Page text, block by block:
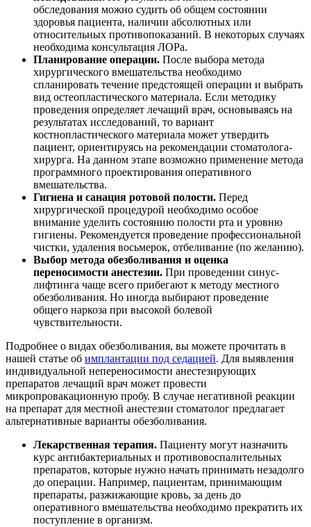
обследования можно судить об общем состоянии
здоровья пациента, наличии абсолютных или
относительных противопоказаний. В некоторых случаях
необходима консультация ЛОРа.
Планирование операции. После выбора метода
хирургического вмешательства необходимо
спланировать течение предстоящей операции и выбрать
вид остеопластического материала. Если методику
проведения определяет лечащий врач, основываясь на
результатах исследований, то вариант
костнопластического материала может утвердить
пациент, ориентируясь на рекомендации стоматолога-
хирурга. На данном этапе возможно применение метода
программного проектирования оперативного
вмешательства.
Гигиена и санация ротовой полости. Перед
хирургической процедурой необходимо особое
внимание уделить состоянию полости рта и уровню
гигиены. Рекомендуется проведение профессиональной
чистки, удаления восьмерок, отбеливание (по желанию).
Выбор метода обезболивания и оценка
переносимости анестезии. При проведении синус-
лифтинга чаще всего прибегают к методу местного
обезболивания. Но иногда выбирают проведение
общего наркоза при высокой болевой
чувствительности.
Подробнее о видах обезболивания, вы можете прочитать в
нашей статье об имплантации под седацией. Для выявления
индивидуальной непереносимости анестезирующих
препаратов лечащий врач может провести
микропровакационную пробу. В случае негативной реакции
на препарат для местной анестезии стоматолог предлагает
альтернативные варианты обезболивания.
Лекарственная терапия. Пациенту могут назначить
курс антибактериальных и противовоспалительных
препаратов, которые нужно начать принимать незадолго
до операции. Например, пациентам, принимающим
препараты, разжижающие кровь, за день до
оперативного вмешательства необходимо прекратить их
поступление в организм.